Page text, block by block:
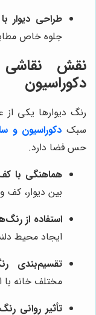
طراحی دیوار
جلوه خاص
نقش
دکوراسیون
رنگ دیوارها یکی
سبک دکوراسیون و
حس فضا دارد.
هماهنگی با
بین دیوار، کف
استفاده از
ایجاد محیط
تقسیم‌بندی
مختلف خانه با
تأثیر روانی